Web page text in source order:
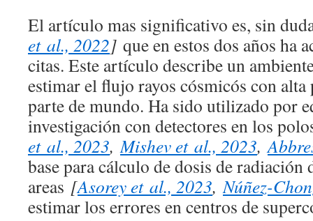
El artículo mas significativo es, sin
et al., 2022] que en estos dos años ha
citas. Este artículo describe un
estimar el flujo rayos cósmicós con
parte de mundo. Ha sido utilizado por
investigación con detectores en los
et al., 2023,Mishev et al., 2023,
base para cálculo de dosis de radiación
areas [Asorey et al., 2023,Núñez-
estimar los errores en centros de